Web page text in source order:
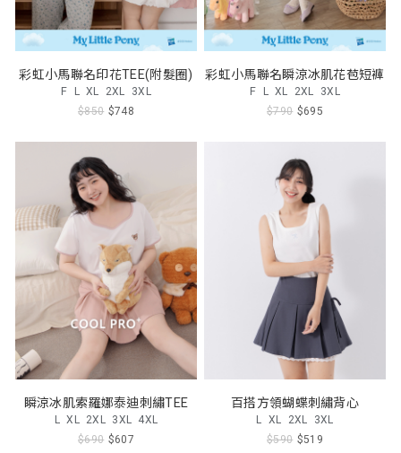
彩虹小馬聯名印花TEE(附髮圈)
F L XL 2XL 3XL
$850 $748
彩虹小馬聯名瞬涼冰肌花苞短褲
F L XL 2XL 3XL
$790 $695
瞬涼冰肌索羅娜泰迪刺繡TEE
L XL 2XL 3XL 4XL
$690 $607
百搭方領蝴蝶刺繡背心
L XL 2XL 3XL
$590 $519